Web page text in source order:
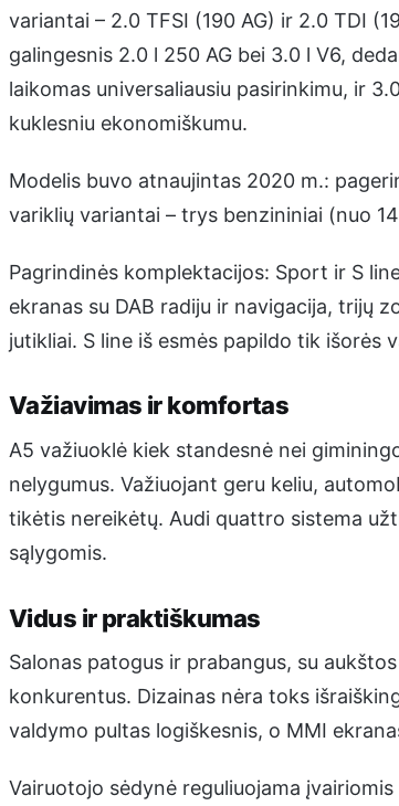
variantai – 2.0 TFSI (190 AG) ir 2.0 TDI
galingesnis 2.0 l 250 AG bei 3.0 l V6,
laikomas universaliausiu pasirinkimu, ir
kuklesniu ekonomiškumu.
Modelis buvo atnaujintas 2020 m.:
variklių variantai – trys benzininiai (nuo
Pagrindinės komplektacijos: Sport ir S
ekranas su DAB radiju ir navigacija, trijų
jutikliai. S line iš esmės papildo tik išorės
Važiavimas ir komfortas
A5 važiuoklė kiek standesnė nei
nelygumus. Važiuojant geru keliu,
tikėtis nereikėtų. Audi quattro sistema
sąlygomis.
Vidus ir praktiškumas
Salonas patogus ir prabangus, su
konkurentus. Dizainas nėra toks
valdymo pultas logiškesnis, o MMI
Vairuotojo sėdynė reguliuojama